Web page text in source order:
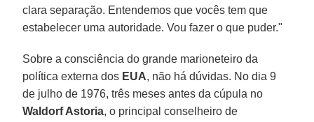
clara separação. Entendemos que vocês tem que
estabelecer uma autoridade. Vou fazer o que puder."
Sobre a consciência do grande marioneteiro da
política externa dos EUA, não há dúvidas. No dia 9
de julho de 1976, três meses antes da cúpula no
Waldorf Astoria, o principal conselheiro de